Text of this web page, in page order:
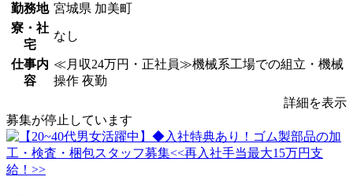
勤務地 宮城県 加美町
寮・社
宅
なし
仕事内
容
≪月収24万円・正社員≫機械系工場での組立・機械
操作 夜勤
詳細を表示
募集が停止しています